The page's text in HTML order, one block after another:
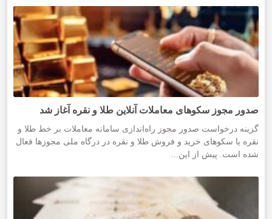
صدور مجوز سکوهای معاملات آنلاین طلا و نقره آغاز شد
گزینه درخواست صدور مجوز راه‌اندازی سامانه معاملات بر خط طلا و
نقره یا سکوهای خرید و فروش طلا و نقره در درگاه ملی مجوزها فعال
شده است. پیش از این...